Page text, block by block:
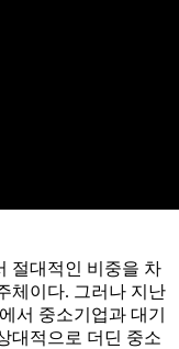
절대적인 비중을 차
체이다. 그러나 지난
서 중소기업과 대기
대적으로 더딘 중소